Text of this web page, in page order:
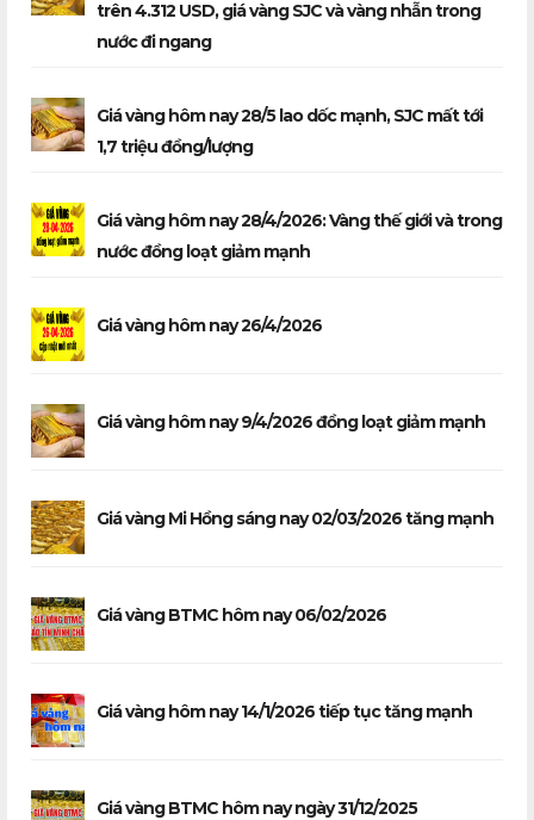
trên 4.312 USD, giá vàng SJC và vàng nhẫn trong
nước đi ngang
Giá vàng hôm nay 28/5 lao dốc mạnh, SJC mất tới
1,7 triệu đồng/lượng
Giá vàng hôm nay 28/4/2026: Vàng thế giới và trong
nước đồng loạt giảm mạnh
Giá vàng hôm nay 26/4/2026
Giá vàng hôm nay 9/4/2026 đồng loạt giảm mạnh
Giá vàng Mi Hồng sáng nay 02/03/2026 tăng mạnh
Giá vàng BTMC hôm nay 06/02/2026
Giá vàng hôm nay 14/1/2026 tiếp tục tăng mạnh
Giá vàng BTMC hôm nay ngày 31/12/2025